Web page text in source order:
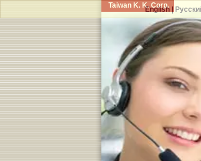
Taiwan K. K. Corp.
English|